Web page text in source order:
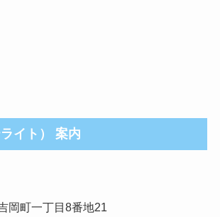
イト） 案内
岡町一丁目8番地21